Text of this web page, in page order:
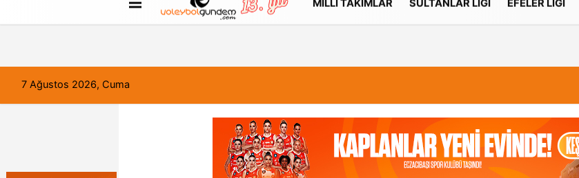
FORUM Haber Gönder Künye
MILLI TAKIMLAR SULTANLAR LIGI EFELER LIGI
7 Ağustos 2026, Cuma